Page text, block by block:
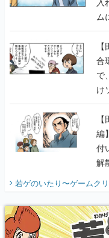
合
で
に
【
編
付
開
『
り
若ゲのいたり〜ゲームク